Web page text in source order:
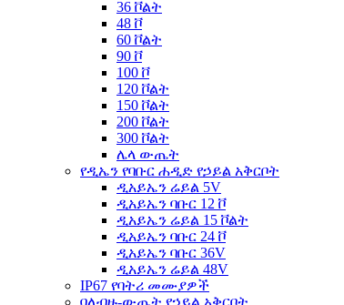
36 ቮልት
48 ቮ
60 ቮልት
90 ቮ
100 ቮ
120 ቮልት
150 ቮልት
200 ቮልት
300 ቮልት
ሌላ ውጤት
የዲኤን የባቡር ሐዲድ የኃይል አቅርቦት
ዲአይኤን ሬይል 5V
ዲአይኤን ባቡር 12 ቮ
ዲአይኤን ሬይል 15 ቮልት
ዲአይኤን ባቡር 24 ቮ
ዲአይኤን ባቡር 36V
ዲአይኤን ሬይል 48V
IP67 የባትሪ መሙያዎች
ባለብዙ-ውጤት የኃይል አቅርቦት